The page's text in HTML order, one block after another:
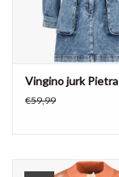
Vingino jurk Pietra
€59,99